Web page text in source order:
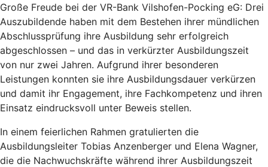
Große Freude bei der VR-Bank Vilshofen-Pocking eG: Drei
Auszubildende haben mit dem Bestehen ihrer mündlichen
Abschlussprüfung ihre Ausbildung sehr erfolgreich
abgeschlossen – und das in verkürzter Ausbildungszeit
von nur zwei Jahren. Aufgrund ihrer besonderen
Leistungen konnten sie ihre Ausbildungsdauer verkürzen
und damit ihr Engagement, ihre Fachkompetenz und ihren
Einsatz eindrucksvoll unter Beweis stellen.
In einem feierlichen Rahmen gratulierten die
Ausbildungsleiter Tobias Anzenberger und Elena Wagner,
die die Nachwuchskräfte während ihrer Ausbildungszeit